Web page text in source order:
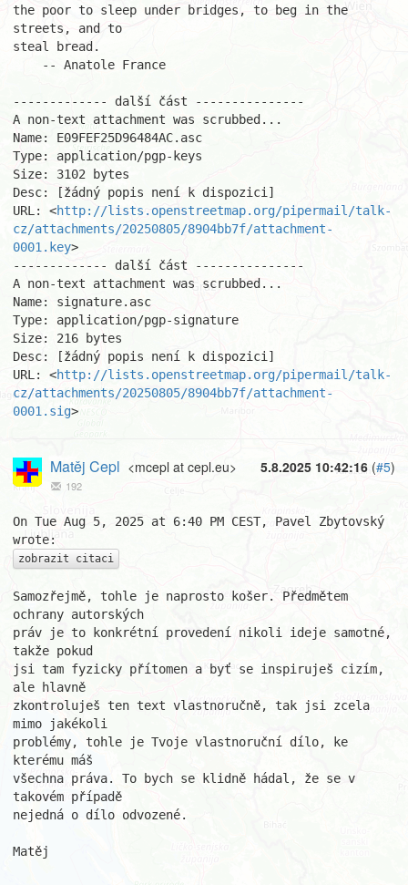
the poor to sleep under bridges, to beg in the
streets, and to
steal bread.
------------- další část ---------------
A non-text attachment was scrubbed...
Name: E09FEF25D96484AC.asc
Type: application/pgp-keys
Size: 3102 bytes
Desc: [žádný popis není k dispozici]
URL: <http://lists.openstreetmap.org/pipermail/talk-
cz/attachments/20250805/8904bb7f/attachment-
0001.key>
------------- další část ---------------
A non-text attachment was scrubbed...
Name: signature.asc
Type: application/pgp-signature
Size: 216 bytes
Desc: [žádný popis není k dispozici]
URL: <http://lists.openstreetmap.org/pipermail/talk-
cz/attachments/20250805/8904bb7f/attachment-
0001.sig>
5.8.2025 10:42:16 (#5)
Matěj Cepl <mcepl at cepl.eu>
192
On Tue Aug 5, 2025 at 6:40 PM CEST, Pavel Zbytovský
zobrazit citaci
Samozřejmě, tohle je naprosto košer. Předmětem
ochrany autorských
práv je to konkrétní provedení nikoli ideje samotné,
takže pokud
jsi tam fyzicky přítomen a byť se inspiruješ cizím,
ale hlavně
zkontroluješ ten text vlastnoručně, tak jsi zcela
mimo jakékoli
problémy, tohle je Tvoje vlastnoruční dílo, ke
kterému máš
všechna práva. To bych se klidně hádal, že se v
takovém případě
nejedná o dílo odvozené.
Matěj